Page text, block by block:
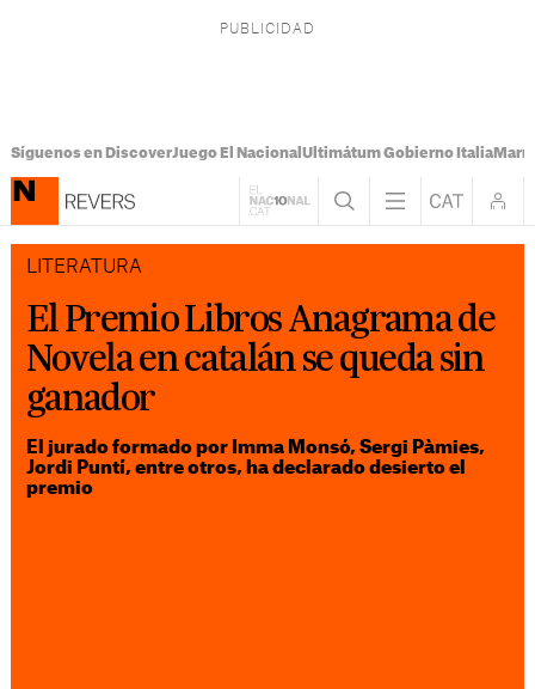
Síguenos en DiscoverJuego El Nacional Ultimátum Gobierno Italia
LITERATURA
El Premio Libros Anagrama de
Novela en catalán se queda sin
ganador
El jurado formado por Imma Monsó, Sergi Pàmies,
Jordi Puntí, entre otros, ha declarado desierto el
premio